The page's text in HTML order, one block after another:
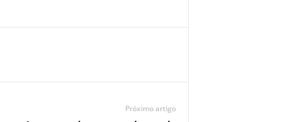
Próximo artigo